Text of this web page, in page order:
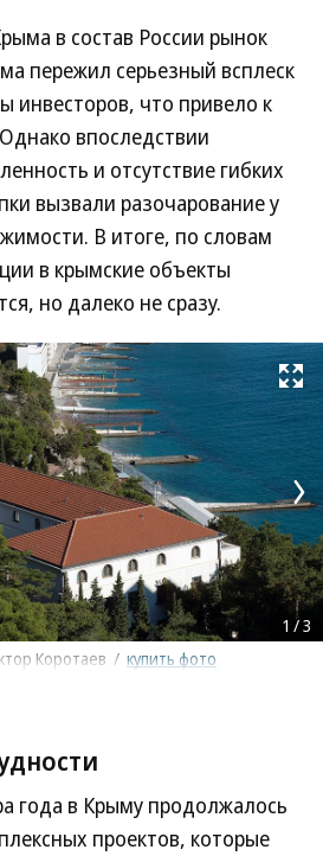
в состав России рынок
пережил серьезный всплеск
инвесторов, что привело к
впоследствии
и отсутствие гибких
вызвали разочарование у
В итоге, по словам
в крымские объекты
но далеко не сразу.
Развернуть
Коротаев / купить фото
1 /3
года в Крыму продолжалось
проектов, которые